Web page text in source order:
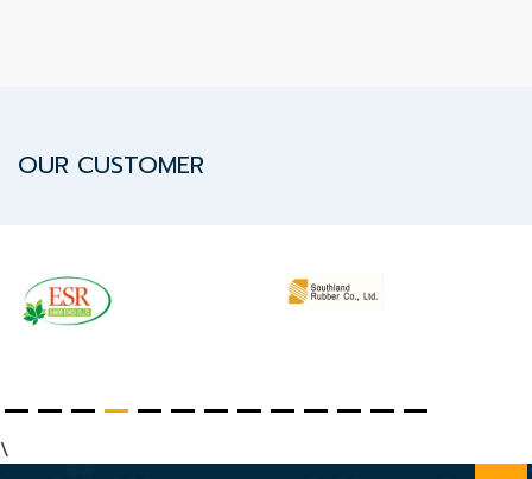
Reference
News
OUR CUSTOMER
\